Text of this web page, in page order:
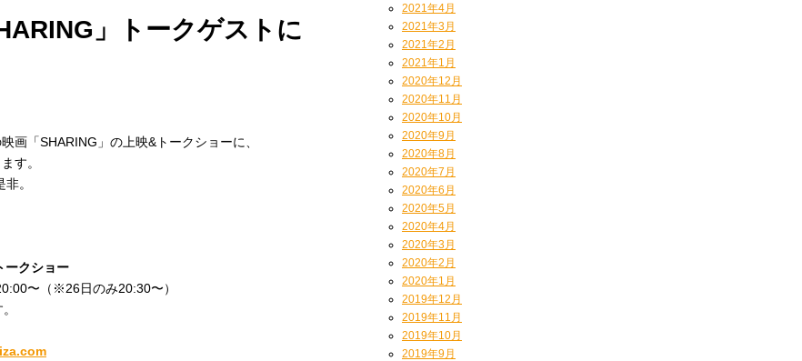
」トークゲストに
画「SHARING」の上映&トークショーに、
す。
。
クショー
〜（※26日のみ20:30〜）
2021年4月
2021年3月
2021年2月
2021年1月
2020年12月
2020年11月
2020年10月
2020年9月
2020年8月
2020年7月
2020年6月
2020年5月
2020年4月
2020年3月
2020年2月
2020年1月
2019年12月
2019年11月
2019年10月
2019年9月